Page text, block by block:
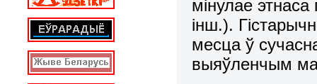
мінулае
інш.).
месца ў
выяўленчым